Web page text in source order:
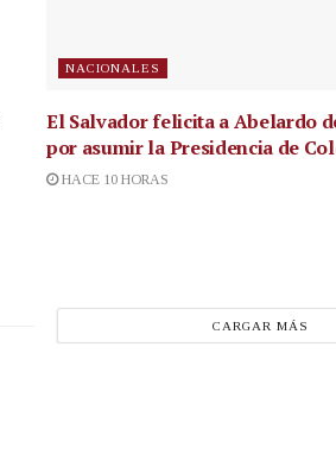
NACIONALES
El Salvador felicita a Abelardo
por asumir la Presidencia de
HACE 10 HORAS
CARGAR MÁS